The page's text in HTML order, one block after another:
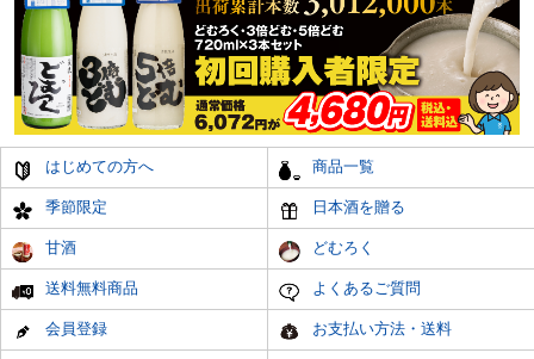
はじめての方へ 商品一覧
季節限定 日本酒を贈る
甘酒 どむろく
送料無料商品 よくあるご質問
会員登録 お支払い方法・送料